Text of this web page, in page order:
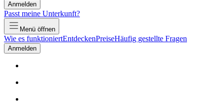
Anmelden
Passt meine Unterkunft?
Menü öffnen
Wie es funktioniertEntdeckenPreiseHäufig gestellte Fragen
Anmelden